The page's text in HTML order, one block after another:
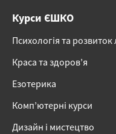
Курси ЄШКО
Психологія та
Краса та здоров’я
Езотерика
Комп’ютерні курси
Дизайн і мистецтво